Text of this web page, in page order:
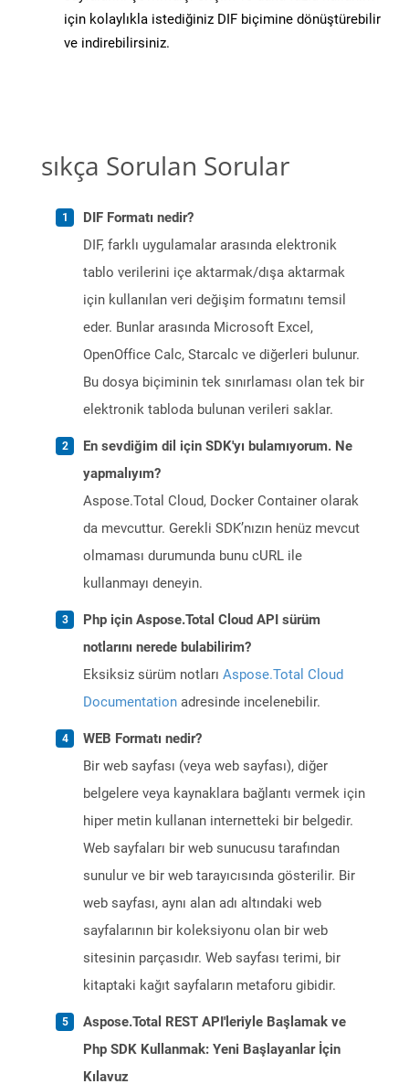
için kolaylıkla istediğiniz DIF biçimine dönüştürebilir
ve indirebilirsiniz.
sıkça Sorulan Sorular
DIF Formatı nedir?
DIF, farklı uygulamalar arasında elektronik
tablo verilerini içe aktarmak/dışa aktarmak
için kullanılan veri değişim formatını temsil
eder. Bunlar arasında Microsoft Excel,
OpenOffice Calc, Starcalc ve diğerleri bulunur.
Bu dosya biçiminin tek sınırlaması olan tek bir
elektronik tabloda bulunan verileri saklar.
En sevdiğim dil için SDK'yı bulamıyorum. Ne
yapmalıyım?
Aspose.Total Cloud, Docker Container olarak
da mevcuttur. Gerekli SDK’nızın henüz mevcut
olmaması durumunda bunu cURL ile
kullanmayı deneyin.
Php için Aspose.Total Cloud API sürüm
notlarını nerede bulabilirim?
Eksiksiz sürüm notları Aspose.Total Cloud
Documentation adresinde incelenebilir.
WEB Formatı nedir?
Bir web sayfası (veya web sayfası), diğer
belgelere veya kaynaklara bağlantı vermek için
hiper metin kullanan internetteki bir belgedir.
Web sayfaları bir web sunucusu tarafından
sunulur ve bir web tarayıcısında gösterilir. Bir
web sayfası, aynı alan adı altındaki web
sayfalarının bir koleksiyonu olan bir web
sitesinin parçasıdır. Web sayfası terimi, bir
kitaptaki kağıt sayfaların metaforu gibidir.
Aspose.Total REST API'leriyle Başlamak ve
Php SDK Kullanmak: Yeni Başlayanlar İçin
Kılavuz